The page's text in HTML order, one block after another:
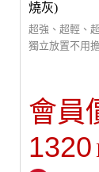
燒灰)
超強、超輕、
獨立放置不用
鞋，尺寸可與
搭配。 採用
不使用鞋袋時
會員
1320